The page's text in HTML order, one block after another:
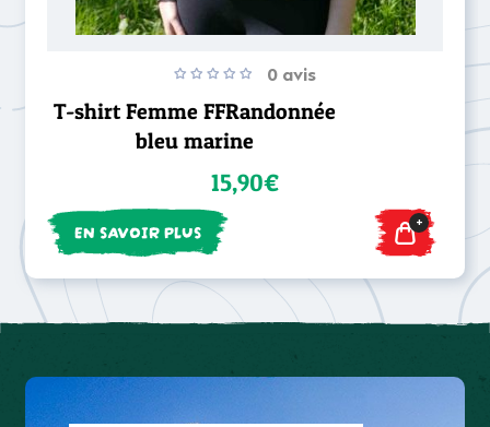
0 avis
T-shirt Femme FFRandonnée
bleu marine
15,90€
EN SAVOIR PLUS +